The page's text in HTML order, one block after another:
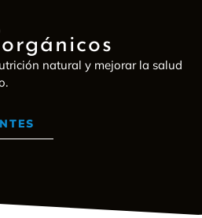
natural y mejorar la salud